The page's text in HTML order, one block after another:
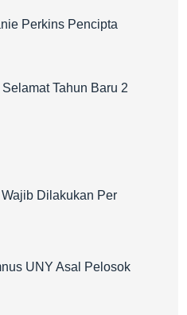
Perkins Pencipta
Tahun Baru 2
Dilakukan Per
UNY Asal Pelosok